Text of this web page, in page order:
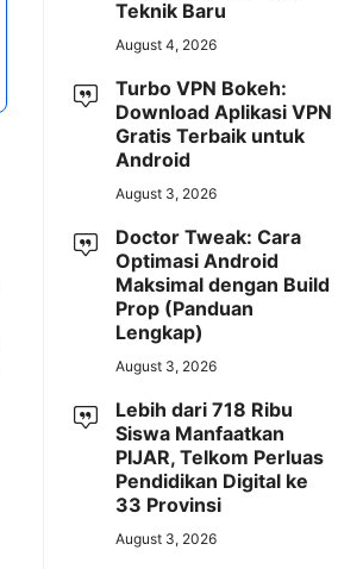
Teknik Baru
August 4, 2026
Turbo VPN Bokeh:
Download Aplikasi VPN
Gratis Terbaik untuk
Android
August 3, 2026
Doctor Tweak: Cara
Optimasi Android
Maksimal dengan Build
Prop (Panduan
Lengkap)
August 3, 2026
Lebih dari 718 Ribu
Siswa Manfaatkan
PIJAR, Telkom Perluas
Pendidikan Digital ke
33 Provinsi
August 3, 2026